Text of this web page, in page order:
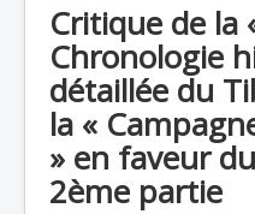
Critique de la
Chronologie
détaillée du
la «
» en faveur
2ème partie